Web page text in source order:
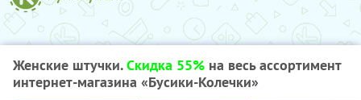
Женские штучки.Скидка 55% на весь ассортимент
интернет-магазина «Бусики-Колечки»